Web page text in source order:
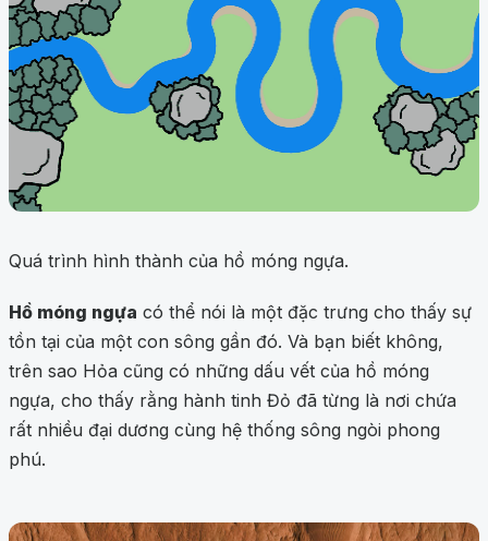
Quá trình hình thành của hồ móng ngựa.
Hồ móng ngựa có thể nói là một đặc trưng cho thấy sự
tồn tại của một con sông gần đó. Và bạn biết không,
trên sao Hỏa cũng có những dấu vết của hồ móng
ngựa, cho thấy rằng hành tinh Đỏ đã từng là nơi chứa
rất nhiều đại dương cùng hệ thống sông ngòi phong
phú.